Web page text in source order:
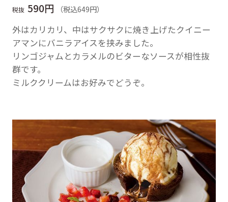
税抜 590円 （税込649円）
外はカリカリ、中はサクサクに焼き上げたクイニー
アマンにバニラアイスを挟みました。
リンゴジャムとカラメルのビターなソースが相性抜
群です。
ミルククリームはお好みでどうぞ。